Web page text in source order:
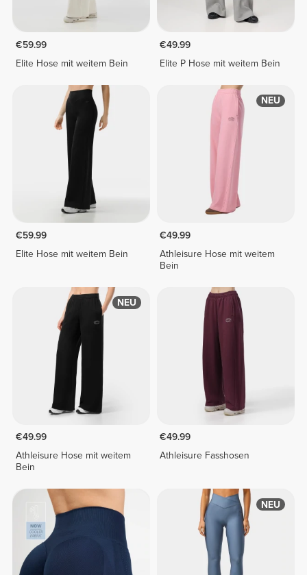
€59.99
Elite Hose mit weitem Bein
€49.99
Elite P Hose mit weitem Bein
€59.99
Elite Hose mit weitem Bein
NEU
€49.99
Athleisure Hose mit weitem
Bein
NEU
€49.99
Athleisure Hose mit weitem
Bein
€49.99
Athleisure Fasshosen
NEU